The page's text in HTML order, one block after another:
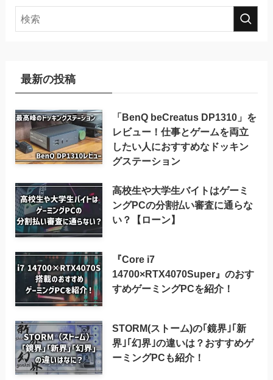
最新の投稿
「BenQ beCreatus DP1310」を
レビュー！仕事とゲームを両立
したい人におすすめなドッキン
グステーション
高校生や大学生バイトはゲーミ
ングPCの分割払い審査に通らな
い？【ローン】
『Core i7
14700×RTX4070Super』のおす
すめゲーミングPCを紹介！
STORM(ストーム)の｢鏡界｣｢新
界｣｢幻界｣の違いは？おすすめゲ
ーミングPCも紹介！